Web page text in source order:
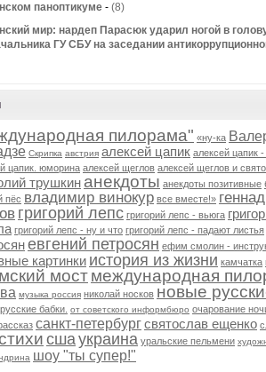
паноптикуме - (8)
мир: нардеп Парасюк ударил ногой в
ГУ СБУ на заседании
пилорама" «ну-ка
Скрипка австрия алексей цапик алексей цапик
цапик. юморина алексей щеглов алексей щеглов и
трушкин анекдоты анекдоты позитивные
пёс владимир винокур все вместе!»
григорий лепс григорий лепс - вьюга
григорий лепс - ну и что григорий лепс - падают листья
евгений петросян ефим смолин -
картинки история из жизни камчатка
мостмеждународная
музыка россия николай носков новые
бабки. от советского информбюро очарование
санкт-петербургсвятослав ещенко
сшаукраина уральские пельмени
шоу "ты супер!"